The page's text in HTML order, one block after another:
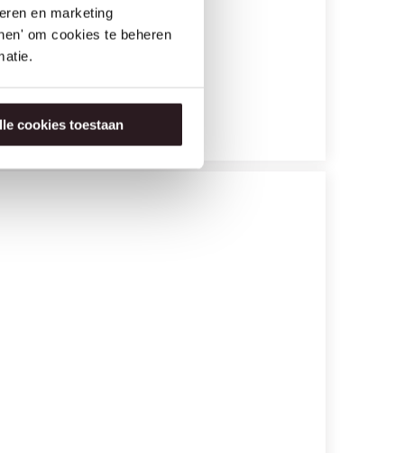
en marketing
om cookies te beheren
cookies toestaan